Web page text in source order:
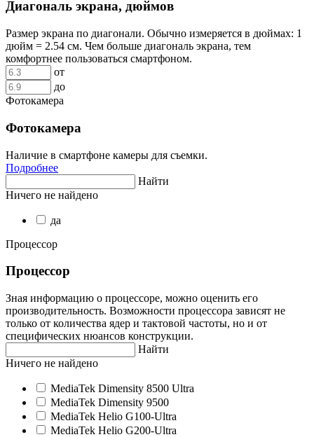
Диагональ экрана, дюймов
Размер экрана по диагонали. Обычно измеряется в дюймах: 1
дюйм = 2.54 см. Чем больше диагональ экрана, тем
комфортнее пользоваться смартфоном.
от
до
Фотокамера
Фотокамера
Наличие в смартфоне камеры для съемки.
Подробнее
Найти
Ничего не найдено
да
Процессор
Процессор
Зная информацию о процессоре, можно оценить его
производительность. Возможности процессора зависят не
только от количества ядер и тактовой частоты, но и от
специфических нюансов конструкции.
Найти
Ничего не найдено
MediaTek Dimensity 8500 Ultra
MediaTek Dimensity 9500
MediaTek Helio G100-Ultra
MediaTek Helio G200-Ultra